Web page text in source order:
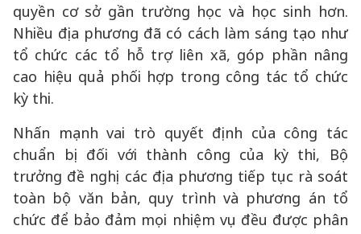
quyền cơ sở gần trường học và học sinh hơn.
Nhiều địa phương đã có cách làm sáng tạo như
tổ chức các tổ hỗ trợ liên xã, góp phần nâng
cao hiệu quả phối hợp trong công tác tổ chức
kỳ thi.
Nhấn mạnh vai trò quyết định của công tác
chuẩn bị đối với thành công của kỳ thi, Bộ
trưởng đề nghị các địa phương tiếp tục rà soát
toàn bộ văn bản, quy trình và phương án tổ
chức để bảo đảm mọi nhiệm vụ đều được phân